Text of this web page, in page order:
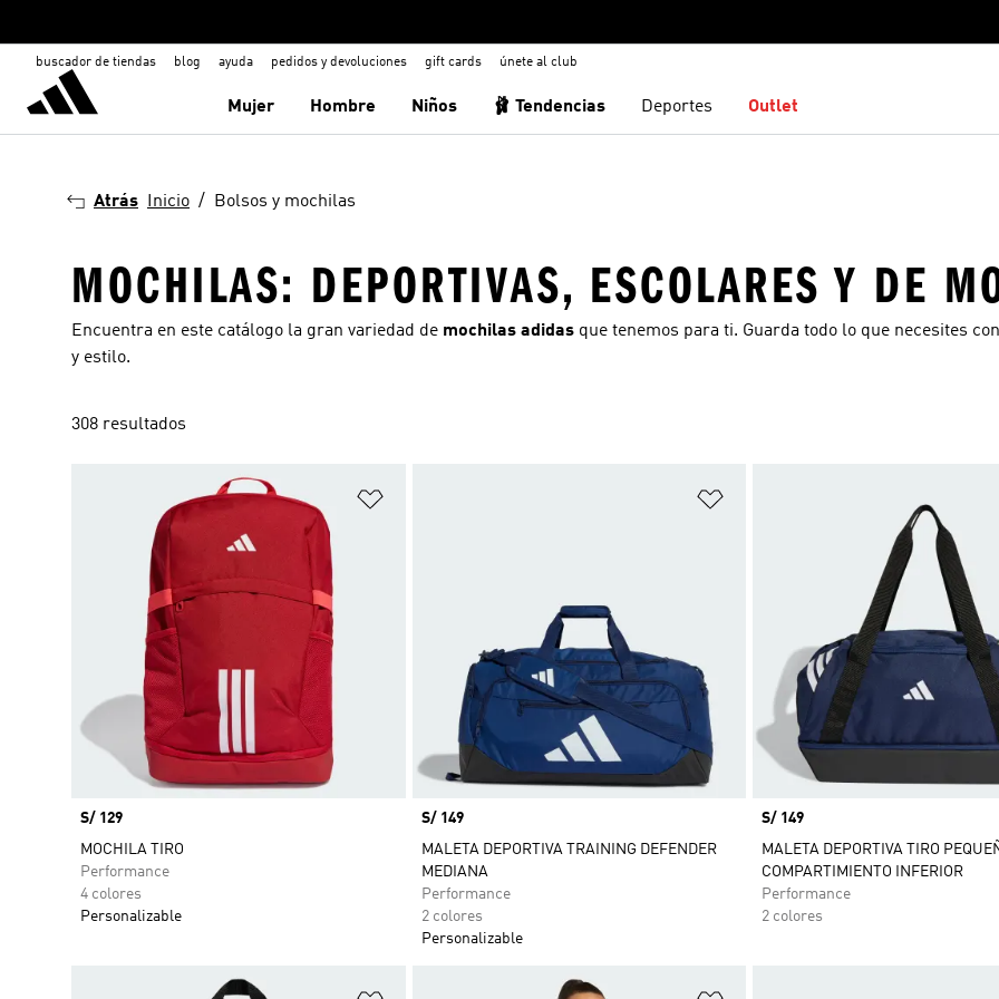
buscador de tiendas blog ayuda pedidos y devoluciones gift cards únete al club
Mujer Hombre Niños 🩰 Tendencias Deportes Outlet
Atrás Inicio Bolsos y mochilas
MOCHILAS: DEPORTIVAS, ESCOLARES Y DE
Encuentra en este catálogo la gran variedad de mochilas adidas que tenemos para ti. Guarda todo lo que necesites
y estilo.
308 resultados
Precio
S/ 129
MOCHILA TIRO
Performance
4 colores
Personalizable
Precio
S/ 149
MALETA DEPORTIVA TRAINING DEFENDER
MEDIANA
Performance
2 colores
Personalizable
Precio
S/ 149
MALETA DEPORTIVA TIRO
COMPARTIMIENTO INFERIOR
Performance
2 colores
Añadir a la lista de deseos